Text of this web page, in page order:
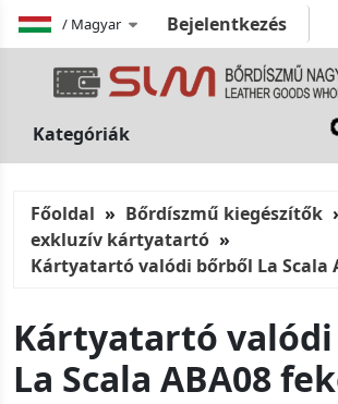
/ Magyar Bejelentkezés
Kategóriák
Főoldal
Bőrdíszmű kiegészítők
exkluzív kártyatartó
Kártyatartó valódi bőrből La Scala
Kártyatartó
La Scala ABA08